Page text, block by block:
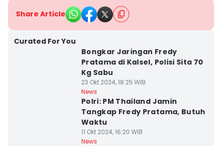
Share Article
Curated For You
Bongkar Jaringan Fredy
Pratama di Kalsel, Polisi Sita 70
Kg Sabu
23 Okt 2024, 18:25 WIB
News
Polri: PM Thailand Jamin
Tangkap Fredy Pratama, Butuh
Waktu
11 Okt 2024, 16:20 WIB
News